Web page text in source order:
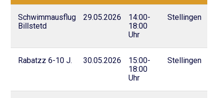
Schwimmausflug
Billstetd
29.05.2026
14:00-
18:00
Uhr
Stellingen
Rabatzz 6-10 J. 30.05.2026
15:00-
18:00
Uhr
Stellingen